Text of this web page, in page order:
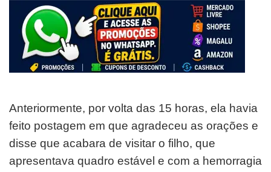
Anteriormente, por volta das 15 horas, ela havia
feito postagem em que agradeceu as orações e
disse que acabara de visitar o filho, que
apresentava quadro estável e com a hemorragia